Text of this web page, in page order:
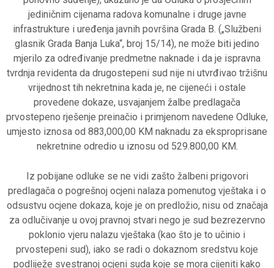
jediničnim cijenama radova komunalne i druge javne
infrastrukture i uređenja javnih površina Grada B. („Službeni
glasnik Grada Banja Luka“, broj 15/14), ne može biti jedino
mjerilo za određivanje predmetne naknade i da je ispravna
tvrdnja revidenta da drugostepeni sud nije ni utvrđivao tržišnu
vrijednost tih nekretnina kada je, ne cijeneći i ostale
provedene dokaze, usvajanjem žalbe predlagača
prvostepeno rješenje preinačio i primjenom navedene Odluke,
umjesto iznosa od 883,000,00 KM naknadu za eksproprisane
nekretnine odredio u iznosu od 529.800,00 KM.
Iz pobijane odluke se ne vidi zašto žalbeni prigovori
predlagača o pogrešnoj ocjeni nalaza pomenutog vještaka i o
odsustvu ocjene dokaza, koje je on predložio, nisu od značaja
za odlučivanje u ovoj pravnoj stvari nego je sud bezrezervno
poklonio vjeru nalazu vještaka (kao što je to učinio i
prvostepeni sud), iako se radi o dokaznom sredstvu koje
podliježe svestranoj ocjeni suda koje se mora cijeniti kako